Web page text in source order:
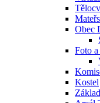
Obec
Foto
Kostel